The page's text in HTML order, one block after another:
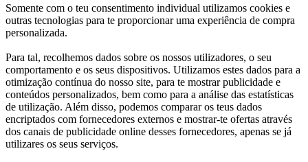
Somente com o teu consentimento individual utilizamos cookies e
outras tecnologias para te proporcionar uma experiência de compra
personalizada.
Para tal, recolhemos dados sobre os nossos utilizadores, o seu
comportamento e os seus dispositivos. Utilizamos estes dados para a
otimização contínua do nosso site, para te mostrar publicidade e
conteúdos personalizados, bem como para a análise das estatísticas
de utilização. Além disso, podemos comparar os teus dados
encriptados com fornecedores externos e mostrar-te ofertas através
dos canais de publicidade online desses fornecedores, apenas se já
utilizares os seus serviços.